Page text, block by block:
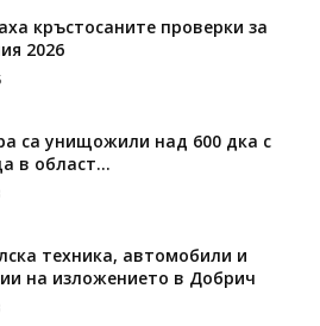
кръстосаните проверки за
2026
са унищожили над 600 дка с
в област...
техника, автомобили и
на изложението в Добрич